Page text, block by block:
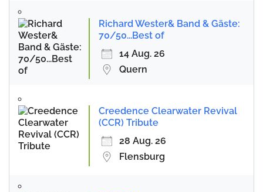
Richard Wester& Band & Gäste:
70/50...Best of
14 Aug. 26
Quern
Creedence Clearwater Revival
(CCR) Tribute
28 Aug. 26
Flensburg